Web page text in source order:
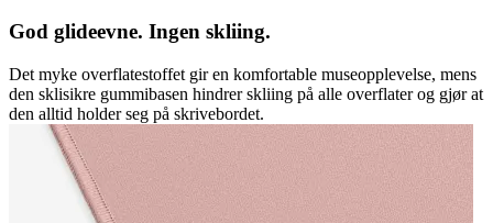
God glideevne. Ingen skliing.
Det myke overflatestoffet gir en komfortable museopplevelse, mens
den sklisikre gummibasen hindrer skliing på alle overflater og gjør at
den alltid holder seg på skrivebordet.